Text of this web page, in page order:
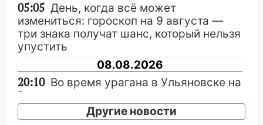
05:05 День, когда всё может
измениться: гороскоп на 9 августа —
три знака получат шанс, который нельзя
упустить
08.08.2026
20:10 Во время урагана в Ульяновске на
Волге перевернулась лодка
19:55 В Ульяновске упавшее дерево
Другие новости